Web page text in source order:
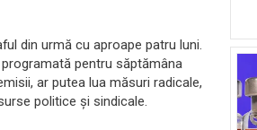
din urmă cu aproape patru luni.
pentru săptămâna
ar putea lua măsuri radicale,
politice și sindicale.